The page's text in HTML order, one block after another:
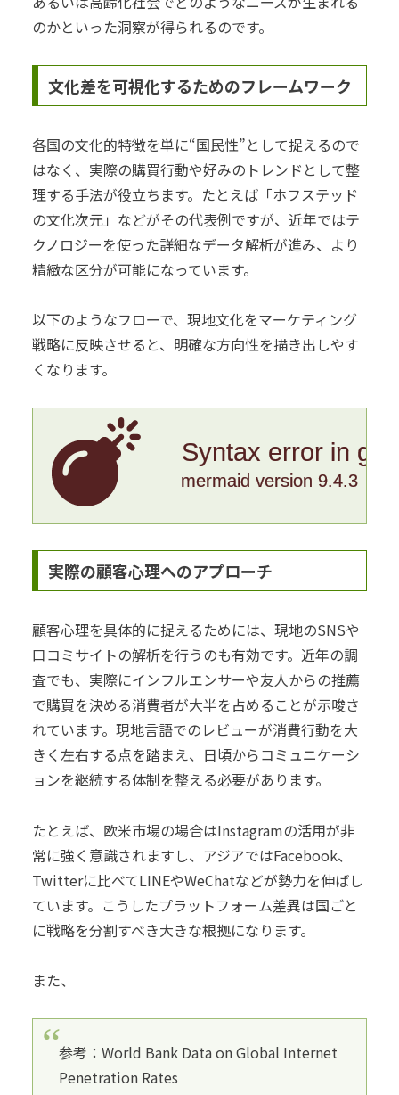
のかといった洞察が得られるのです。
文化差を可視化するためのフレームワーク
各国の文化的特徴を単に“国民性”として捉えるので
はなく、実際の購買行動や好みのトレンドとして整
理する手法が役立ちます。たとえば「ホフステッド
の文化次元」などがその代表例ですが、近年ではテ
クノロジーを使った詳細なデータ解析が進み、より
精緻な区分が可能になっています。
以下のようなフローで、現地文化をマーケティング
戦略に反映させると、明確な方向性を描き出しやす
くなります。
Syntax error in
mermaid version 9.4.3
実際の顧客心理へのアプローチ
顧客心理を具体的に捉えるためには、現地のSNSや
口コミサイトの解析を行うのも有効です。近年の調
査でも、実際にインフルエンサーや友人からの推薦
で購買を決める消費者が大半を占めることが示唆さ
れています。現地言語でのレビューが消費行動を大
きく左右する点を踏まえ、日頃からコミュニケーシ
ョンを継続する体制を整える必要があります。
たとえば、欧米市場の場合はInstagramの活用が非
常に強く意識されますし、アジアではFacebook、
Twitterに比べてLINEやWeChatなどが勢力を伸ばし
ています。こうしたプラットフォーム差異は国ごと
に戦略を分割すべき大きな根拠になります。
また、
参考：World Bank Data on Global Internet
Penetration Rates